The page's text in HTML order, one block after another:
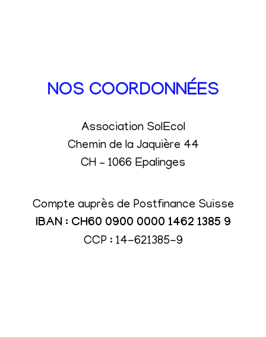
NOS COORDONNÉES
Association SolEcol
Chemin de la Jaquière 44
CH – 1066 Epalinges
Compte auprès de Postfinance Suisse
IBAN : CH60 0900 0000 1462 1385 9
CCP : 14-621385-9